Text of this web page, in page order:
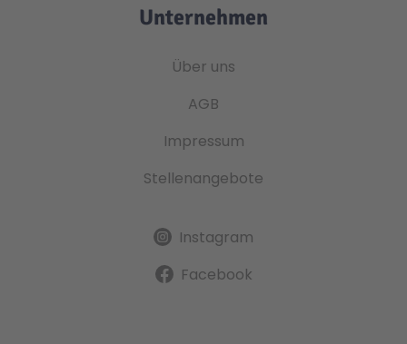
Unternehmen
Über uns
AGB
Impressum
Stellenangebote
Instagram
Facebook